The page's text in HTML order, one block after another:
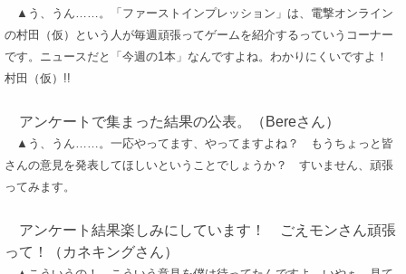
▲う、うん……。「ファーストインプレッション」は、電撃オンライン
の村田（仮）という人が毎週頑張ってゲームを紹介するっていうコーナー
です。ニュースだと「今週の1本」なんですよね。わかりにくいですよ！
村田（仮）!!
アンケートで集まった結果の公表。（Bereさん）
▲う、うん……。一応やってます、やってますよね？ もうちょっと皆
さんの意見を発表してほしいということでしょうか？ すいません、頑張
ってみます。
アンケート結果楽しみにしています！ ごえモンさん頑張
って！（カネキングさん）